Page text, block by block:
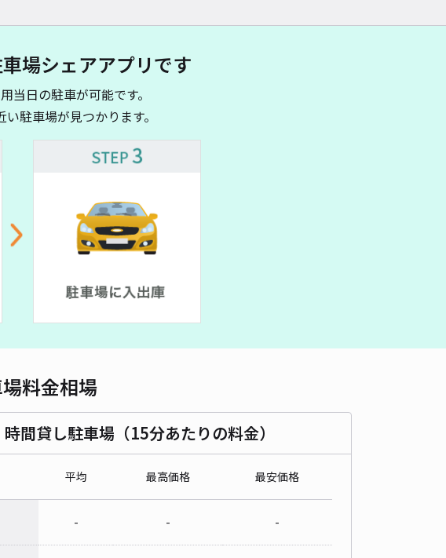
場シェアアプリです
当日の駐車が可能です。
駐車場が見つかります。
料金相場
時間貸し駐車場（15分あたりの料金）
平均 最高価格 最安価格
- - -